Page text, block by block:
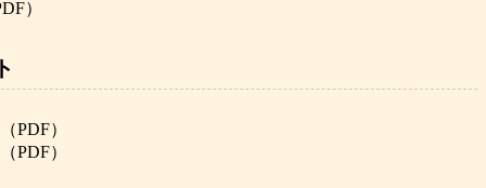
）
（PDF）
（PDF）